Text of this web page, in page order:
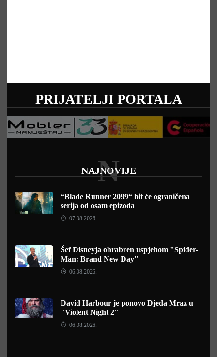
PRIJATELJI PORTALA
NAJNOVIJE
N
“Blade Runner 2099“ bit će ograničena
serija od osam epizoda
07.08.2026.
Šef Disneyja ohrabren uspjehom "Spider-
Man: Brand New Day"
06.08.2026.
David Harbour je ponovo Djeda Mraz u
"Violent Night 2"
06.08.2026.